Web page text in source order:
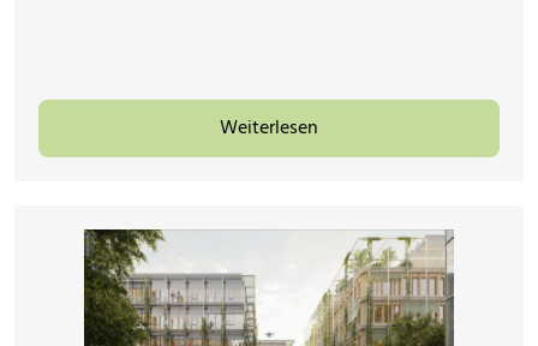
Weiterlesen